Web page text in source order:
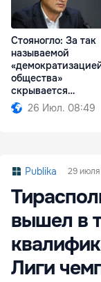
Стояногло: За так
называемой
общества»
скрывается
проедание денег
26 Июл. 08:49
Publika 29 июля
вышел в
Лиги